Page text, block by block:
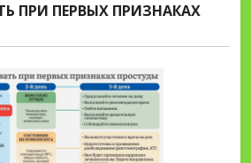
ПРИ ПЕРВЫХ ПРИЗНАКАХ